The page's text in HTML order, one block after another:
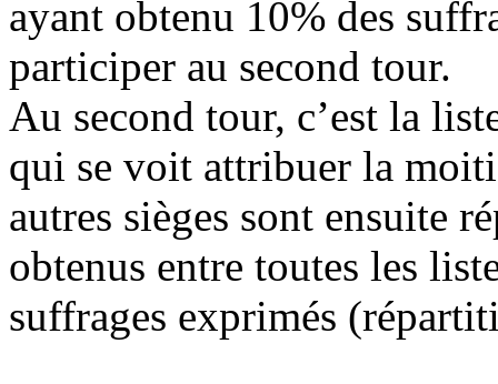
ayant obtenu 10% des
participer au second tour.
Au second tour, c’est la
qui se voit attribuer la
autres sièges sont ensuite
obtenus entre toutes les
suffrages exprimés